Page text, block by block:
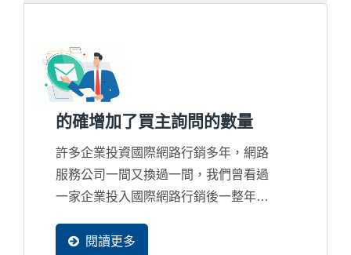
的確增加了買主詢問的數量
許多企業投資國際網路行銷多年，網路
服務公司一間又換過一間，我們曾看過
一家企業投入國際網路行銷後一整年才
信心，但買主在網路找尋資料的比率只
閱讀更多